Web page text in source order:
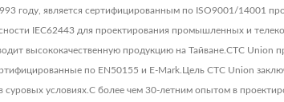
году, является сертифицированным по ISO9001/14001
IEC62443 для проектирования промышленных и
высококачественную продукцию на Тайване.CTC Union
по EN50155 и E-Mark.Цель CTC Union
суровых условиях.С более чем 30-летним опытом в